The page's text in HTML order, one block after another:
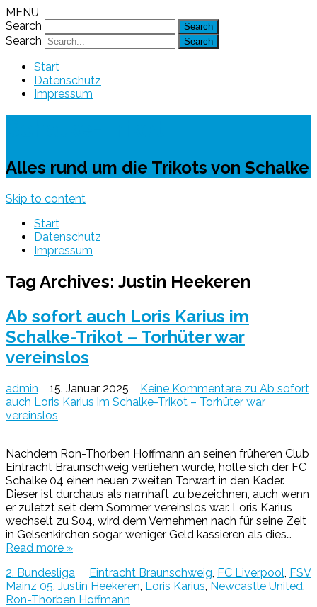
MENU
Search
Search
Start
Datenschutz
Impressum
Alles rund um die Trikots von Schalke
Skip to content
Start
Datenschutz
Impressum
Tag Archives: Justin Heekeren
Ab sofort auch Loris Karius im
Schalke-Trikot – Torhüter war
vereinslos
admin 15. Januar 2025 Keine Kommentare zu Ab sofort
auch Loris Karius im Schalke-Trikot – Torhüter war
vereinslos
Nachdem Ron-Thorben Hoffmann an seinen früheren Club
Eintracht Braunschweig verliehen wurde, holte sich der FC
Schalke 04 einen neuen zweiten Torwart in den Kader.
Dieser ist durchaus als namhaft zu bezeichnen, auch wenn
er zuletzt seit dem Sommer vereinslos war. Loris Karius
wechselt zu S04, wird dem Vernehmen nach für seine Zeit
in Gelsenkirchen sogar weniger Geld kassieren als dies…
Read more »
2. Bundesliga
Eintracht Braunschweig FC Liverpool FSV
Mainz 05 Justin Heekeren Loris Karius Newcastle United
Ron-Thorben Hoffmann